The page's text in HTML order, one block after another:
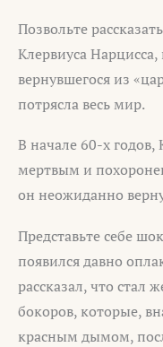
Позвольте
Клервиуса Нарцисса,
вернувшегося из
потрясла весь мир.
В начале 60-х годов,
мертвым и
он неожиданно
Представьте себе
появился давно
рассказал, что стал
бокоров, которые,
красным дымом,